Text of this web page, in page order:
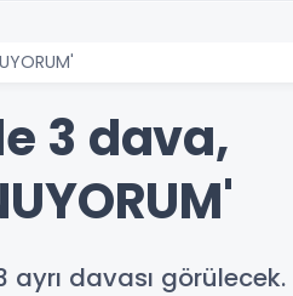
3 dava,
davası görülecek.